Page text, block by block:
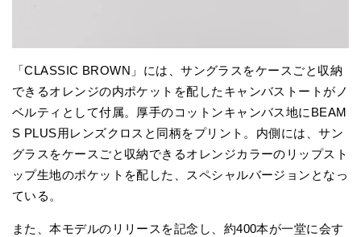
「CLASSIC BROWN」には、サングラスをケースごと収納
できるオレンジの内ポケットを配したキャンバストートがノ
ベルティとして付属。厚手のコットンキャンバス地にBEAM
S PLUS用レンズクロスと同柄をプリント。内側には、サン
グラスをケースごと収納できるオレンジカラーのリップスト
ップ生地のポケットを配した、スペシャルバージョンとなっ
ている。
また、本モデルのリリースを記念し、約400本が一堂に会す